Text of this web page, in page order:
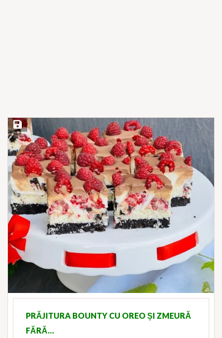
Save Recipe
PRĂJITURA BOUNTY CU OREO ȘI ZMEURĂ
FĂRĂ…